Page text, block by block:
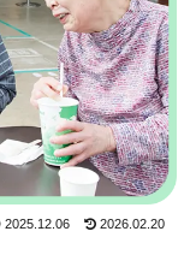
2025.12.06 2026.02.20